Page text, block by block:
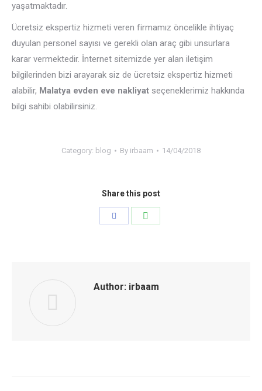
yaşatmaktadır.
Ücretsiz ekspertiz hizmeti veren firmamız öncelikle ihtiyaç
duyulan personel sayısı ve gerekli olan araç gibi unsurlara
karar vermektedir. İnternet sitemizde yer alan iletişim
bilgilerinden bizi arayarak siz de ücretsiz ekspertiz hizmeti
alabilir, Malatya evden eve nakliyat seçeneklerimiz hakkında
bilgi sahibi olabilirsiniz.
Category: blog By irbaam 14/04/2018
Share this post
Author: irbaam